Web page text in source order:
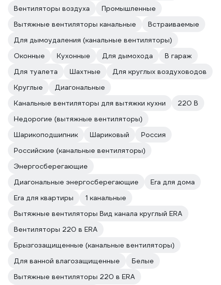
Вентиляторы воздуха
Промышленные
Вытяжные вентиляторы канальные
Встраиваемые
Для дымоудаления (канальные вентиляторы)
Оконные
Кухонные Для дымохода
В гараж
Для туалета
Шахтные
Для круглых воздуховодов
Круглые
Диагональные
Канальные вентиляторы для вытяжки кухни
220 В
Недорогие (вытяжные вентиляторы)
Шарикоподшипник
Шариковый
Россия
Российские (канальные вентиляторы)
Энергосберегающие
Диагональные энергосберегающие
Era для дома
Era для квартиры
1 канальные
Вытяжные вентиляторы Вид канала круглый ERA
Вентиляторы 220 в ERA
Брызгозащищенные (канальные вентиляторы)
Для ванной влагозащищенные
Белые
Вытяжные вентиляторы 220 в ERA